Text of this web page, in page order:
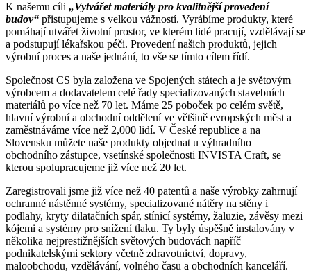
K našemu cíli „Vytvářet materiály pro kvalitnější provedení
budov“ přistupujeme s velkou vážností. Vyrábíme produkty, které
pomáhají utvářet životní prostor, ve kterém lidé pracují, vzdělávají se
a podstupují lékařskou péči. Provedení našich produktů, jejich
výrobní proces a naše jednání, to vše se tímto cílem řídí.
Společnost CS byla založena ve Spojených státech a je světovým
výrobcem a dodavatelem celé řady specializovaných stavebních
materiálů po více než 70 let. Máme 25 poboček po celém světě,
hlavní výrobní a obchodní oddělení ve většině evropských měst a
zaměstnáváme více než 2,000 lidí. V České republice a na
Slovensku můžete naše produkty objednat u výhradního
obchodního zástupce, vsetínské společnosti INVISTA Craft, se
kterou spolupracujeme již více než 20 let.
Zaregistrovali jsme již více než 40 patentů a naše výrobky zahrnují
ochranné nástěnné systémy, specializované nátěry na stěny i
podlahy, kryty dilatačních spár, stínicí systémy, žaluzie, závěsy mezi
kójemi a systémy pro snížení tlaku. Ty byly úspěšně instalovány v
několika nejprestižnějších světových budovách napříč
podnikatelskými sektory včetně zdravotnictví, dopravy,
maloobchodu, vzdělávání, volného času a obchodních kanceláří.